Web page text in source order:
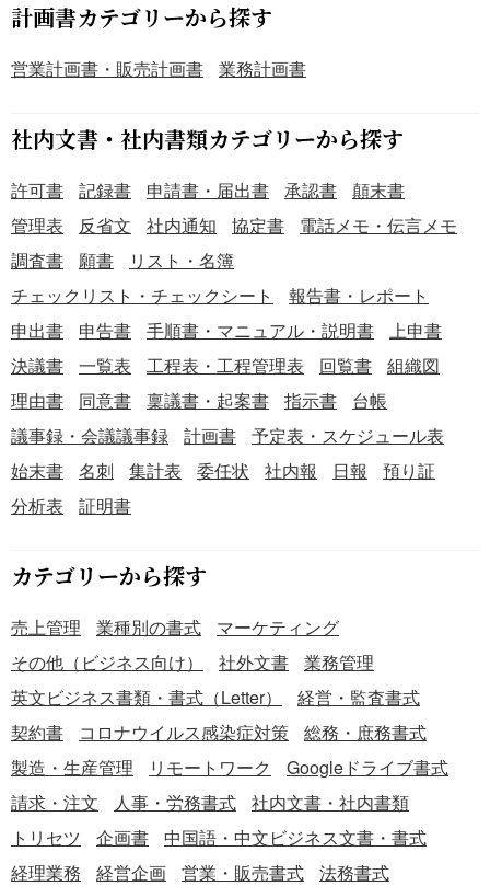
計画書カテゴリーから探す
営業計画書・販売計画書 業務計画書
社内文書・社内書類カテゴリーから探す
許可書 記録書 申請書・届出書 承認書
顛末書
管理表
反省文 社内通知 協定書
電話メモ・伝言メモ
調査書
願書
リスト・名簿
チェックリスト・チェックシート
報告書・レポート
申出書
申告書 手順書・マニュアル・説明書
上申書
決議書
一覧表 工程表・工程管理表 回覧書
組織図
理由書
同意書 稟議書・起案書 指示書
台帳
議事録・会議議事録
計画書
予定表・スケジュール表
始末書
名刺 集計表 委任状 社内報 日報
預り証
分析表
証明書
カテゴリーから探す
売上管理 業種別の書式
マーケティング
その他（ビジネス向け）
社外文書
業務管理
英文ビジネス書類・書式（Letter）
経営・監査書式
契約書
コロナウイルス感染症対策
総務・庶務書式
製造・生産管理
リモートワーク
Googleドライブ書式
請求・注文
人事・労務書式
社内文書・社内書類
トリセツ
企画書
中国語・中文ビジネス文書・書式
経理業務
経営企画 営業・販売書式
法務書式